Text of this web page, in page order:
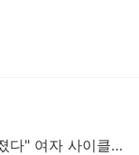
"선수 가슴이 갑자기 커졌다" 여자 사이클서 제기된 '브라 패드' 의혹